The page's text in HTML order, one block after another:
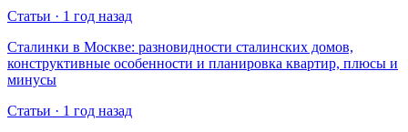
Статьи · 1 год назад
Сталинки в Москве: разновидности сталинских домов,
конструктивные особенности и планировка квартир, плюсы и
минусы
Статьи · 1 год назад